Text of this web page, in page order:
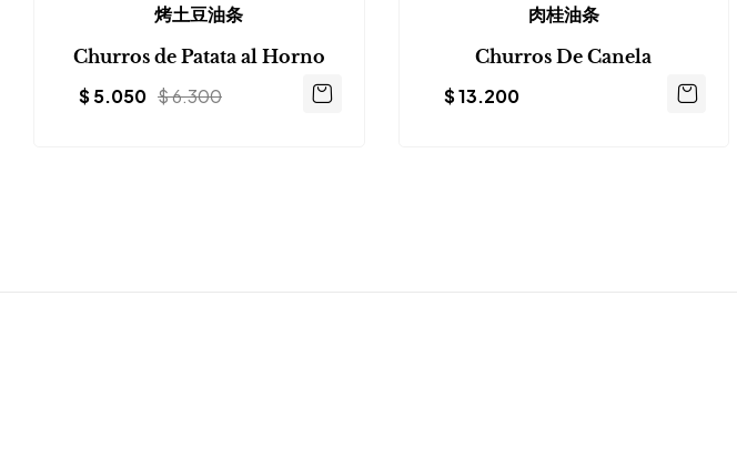
烤土豆油条
Churros de Patata al Horno
$6.300
$5.050
肉桂油条
Churros De Canela
$13.200